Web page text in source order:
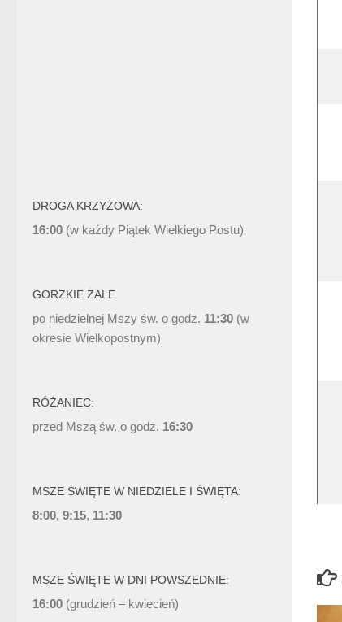
DROGA KRZYŻOWA:
16:00 (w każdy Piątek Wielkiego Postu)
GORZKIE ŻALE
po niedzielnej Mszy św. o godz. 11:30 (w
okresie Wielkopostnym)
RÓŻANIEC:
przed Mszą św. o godz. 16:30
MSZE ŚWIĘTE W NIEDZIELE I ŚWIĘTA:
8:00, 9:15, 11:30
MSZE ŚWIĘTE W DNI POWSZEDNIE:
16:00 (grudzień – kwiecień)